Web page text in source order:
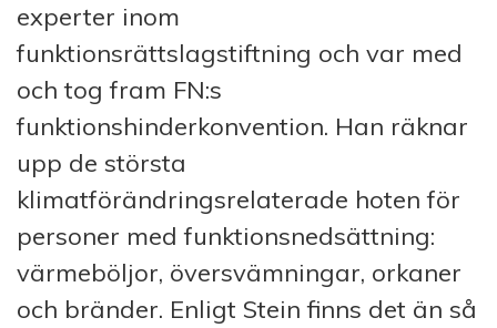
experter inom
funktionsrättslagstiftning och var med
och tog fram FN:s
funktionshinderkonvention. Han räknar
upp de största
klimatförändringsrelaterade hoten för
personer med funktionsnedsättning:
värmeböljor, översvämningar, orkaner
och bränder. Enligt Stein finns det än så